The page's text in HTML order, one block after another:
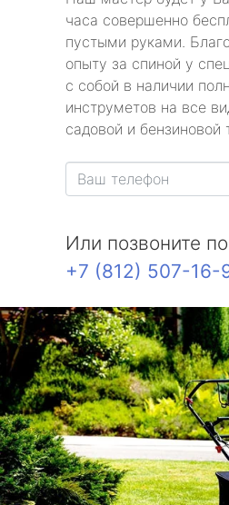
часа совершенно
пустыми руками.
опыту за спиной у
с собой в наличии
инструметов на все
садовой и бензиновой
Или позвоните
+7 (812) 507-16-